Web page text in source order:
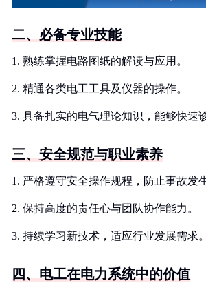
二、必备专业技能
1. 熟练掌握电路图纸的解读与应用。
2. 精通各类电工工具及仪器的操作。
3. 具备扎实的电气理论知识，能够快速
三、安全规范与职业素养
1. 严格遵守安全操作规程，防止事故发生
2. 保持高度的责任心与团队协作能力。
3. 持续学习新技术，适应行业发展需求。
四、电工在电力系统中的价值